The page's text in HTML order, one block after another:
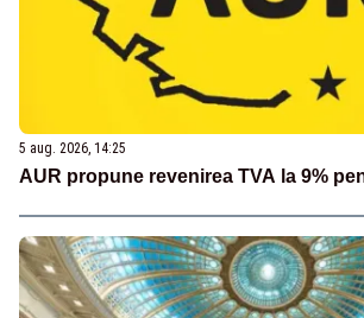
5 aug. 2026, 14:25
AUR propune revenirea TVA la 9%